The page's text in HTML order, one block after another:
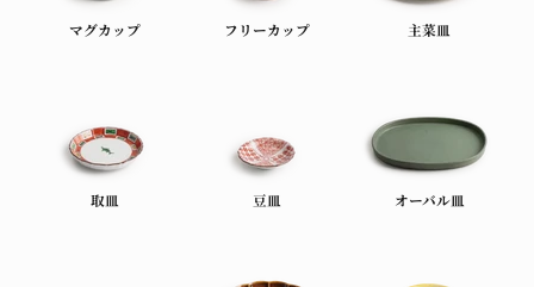
マグカップ フリーカップ 主菜皿
取皿 豆皿 オーバル皿